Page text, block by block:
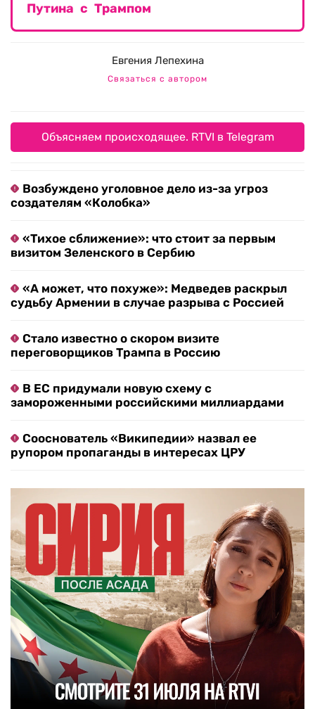
Путина с Трампом
Евгения Лепехина
Связаться с автором
Объясняем происходящее. RTVI в Telegram
Возбуждено уголовное дело из-за угроз
создателям «Колобка»
«Тихое сближение»: что стоит за первым
визитом Зеленского в Сербию
«А может, что похуже»: Медведев раскрыл
судьбу Армении в случае разрыва с Россией
Стало известно о скором визите
переговорщиков Трампа в Россию
В ЕС придумали новую схему с
замороженными российскими миллиардами
Сооснователь «Википедии» назвал ее
рупором пропаганды в интересах ЦРУ